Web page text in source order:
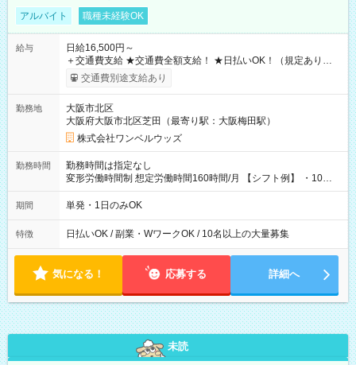
アルバイト 職種未経験OK
給与
日給16,500円～
＋交通費支給 ★交通費全額支給！ ★日払いOK！（規定あり） ┗
働いたその日に現金GET♪ お仕事後はコンビニATMから 日払
交通費別途支給あり
勤務地
大阪市北区
大阪府大阪市北区芝田（最寄り駅：大阪梅田駅）
株式会社ワンベルウッズ
勤務時間
勤務時間は指定なし
変形労働時間制 想定労働時間160時間/月 【シフト例】 ・10：
00～20：00
期間 単発・1日のみOK
特徴 日払いOK / 副業・WワークOK / 10名以上の大量募集
気になる！ 応募する 詳細へ
未読